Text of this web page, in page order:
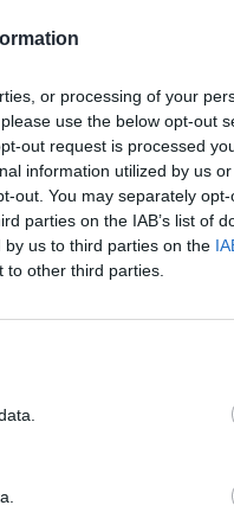
or processing of your
use the below opt-out
out request is processed
information utilized by us
out. You may separately
parties on the IAB’s list of
us to third parties on the
other third parties.
4,5 millió
megépítendő
hiszen az
azokat a
33 000
és
azok
számára.
írnak elő, a
infrastruktúrához